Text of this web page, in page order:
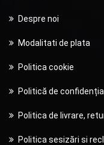
Despre noi
Modalitati de plata
Politica cookie
Politică de
Politica de livrare,
Politica sesizări si